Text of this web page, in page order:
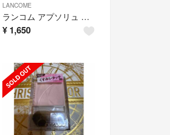
LANCOME
ランコム アプソリュ エッセンス イン ローション 30ml
¥ 1,650